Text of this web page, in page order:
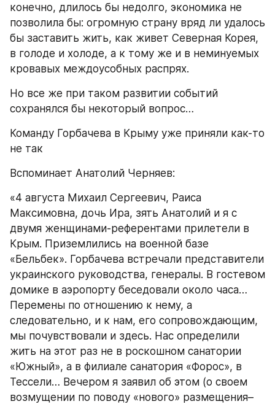
конечно, длилось бы недолго, экономика не
позволила бы: огромную страну вряд ли удалось
бы заставить жить, как живет Северная Корея,
в голоде и холоде, а к тому же и в неминуемых
кровавых междоусобных распрях.
Но все же при таком развитии событий
сохранялся бы некоторый вопрос…
Команду Горбачева в Крыму уже приняли как-то
не так
Вспоминает Анатолий Черняев:
«4 августа Михаил Сергеевич, Раиса
Максимовна, дочь Ира, зять Анатолий и я с
двумя женщинами-референтами прилетели в
Крым. Приземлились на военной базе
«Бельбек». Горбачева встречали представители
украинского руководства, генералы. В гостевом
домике в аэропорту беседовали около часа…
Перемены по отношению к нему, а
следовательно, и к нам, его сопровождающим,
мы почувствовали и здесь. Нас определили
жить на этот раз не в роскошном санатории
«Южный», а в филиале санатория «Форос», в
Тессели… Вечером я заявил об этом (о своем
возмущении по поводу «нового» размещения–